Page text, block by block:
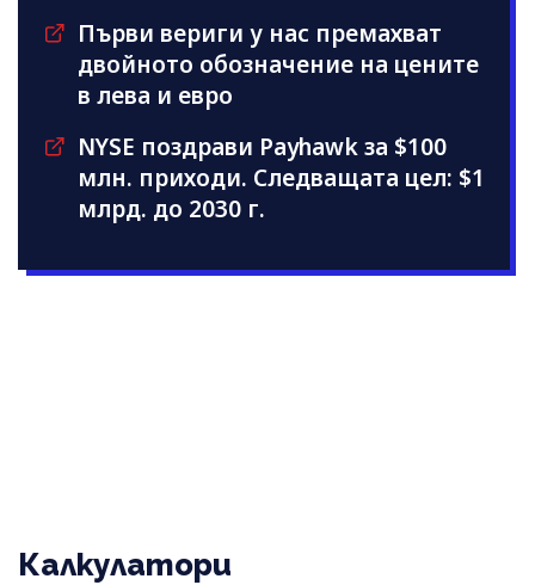
Първи вериги у нас премахват
двойното обозначение на цените
в лева и евро
NYSE поздрави Payhawk за $100
млн. приходи. Следващата цел: $1
млрд. до 2030 г.
Калкулатори